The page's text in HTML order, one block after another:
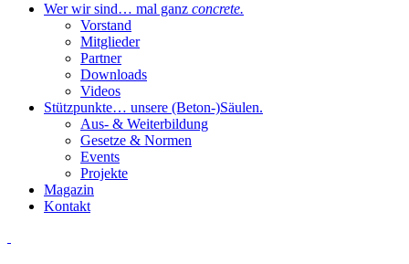
Wer wir sind… mal ganz concrete.
Vorstand
Mitglieder
Partner
Downloads
Videos
Stützpunkte… unsere (Beton-)Säulen.
Aus- & Weiterbildung
Gesetze & Normen
Events
Projekte
Magazin
Kontakt